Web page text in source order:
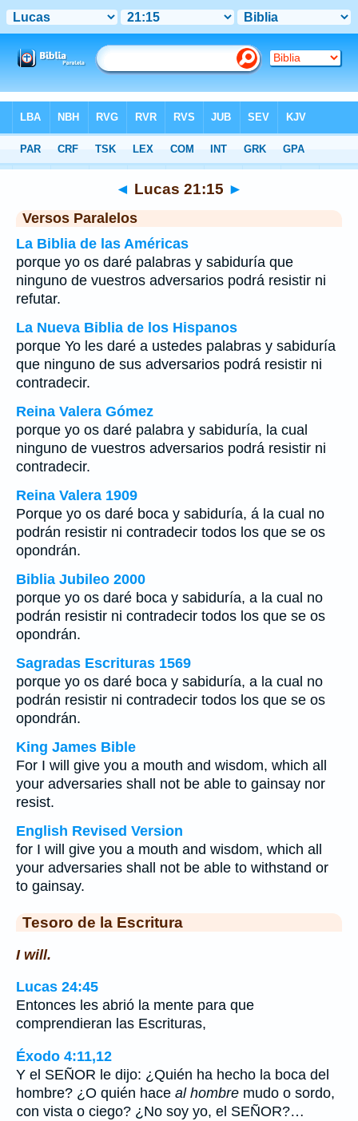
>Lucas > Capítulo 21> Verso 15
◄ Lucas 21:15 ►
Versos Paralelos
La Biblia de las Américas
porque yo os daré palabras y sabiduría que
ninguno de vuestros adversarios podrá resistir ni
refutar.
La Nueva Biblia de los Hispanos
porque Yo les daré a ustedes palabras y sabiduría
que ninguno de sus adversarios podrá resistir ni
contradecir.
Reina Valera Gómez
porque yo os daré palabra y sabiduría, la cual
ninguno de vuestros adversarios podrá resistir ni
contradecir.
Reina Valera 1909
Porque yo os daré boca y sabiduría, á la cual no
podrán resistir ni contradecir todos los que se os
opondrán.
Biblia Jubileo 2000
porque yo os daré boca y sabiduría, a la cual no
podrán resistir ni contradecir todos los que se os
opondrán.
Sagradas Escrituras 1569
porque yo os daré boca y sabiduría, a la cual no
podrán resistir ni contradecir todos los que se os
opondrán.
King James Bible
For I will give you a mouth and wisdom, which all
your adversaries shall not be able to gainsay nor
resist.
English Revised Version
for I will give you a mouth and wisdom, which all
your adversaries shall not be able to withstand or
to gainsay.
Tesoro de la Escritura
I will.
Lucas 24:45
Entonces les abrió la mente para que
comprendieran las Escrituras,
Éxodo 4:11,12
Y el SEÑOR le dijo: ¿Quién ha hecho la boca del
hombre? ¿O quién hace al hombre mudo o sordo,
con vista o ciego? ¿No soy yo, el SEÑOR?…